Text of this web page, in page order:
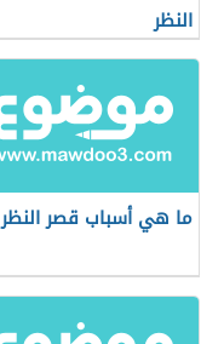
النظر
ما هي أسباب قصر النظر